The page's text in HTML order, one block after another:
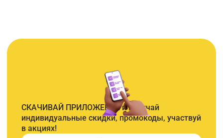
СКАЧИВАЙ ПРИЛОЖЕНИЕ и получай
индивидуальные скидки, промокоды, участвуй
в акциях!